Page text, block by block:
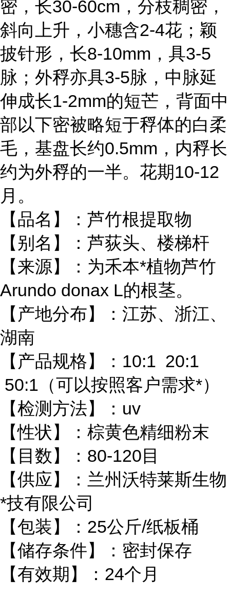
密，长30-60cm，分枝稠密，
斜向上升，小穗含2-4花；颖
披针形，长8-10mm，具3-5
脉；外稃亦具3-5脉，中脉延
伸成长1-2mm的短芒，背面中
部以下密被略短于稃体的白柔
毛，基盘长约0.5mm，内稃长
约为外稃的一半。花期10-12
月。
【品名】：芦竹根提取物
【别名】：芦荻头、楼梯杆
【来源】：为禾本*植物芦竹
Arundo donax L的根茎。
【产地分布】：江苏、浙江、
湖南
【产品规格】：10:1 20:1
50:1（可以按照客户需求*）
【检测方法】：uv
【性状】：棕黄色精细粉末
【目数】：80-120目
【供应】：兰州沃特莱斯生物
*技有限公司
【包装】：25公斤/纸板桶
【储存条件】：密封保存
【有效期】：24个月